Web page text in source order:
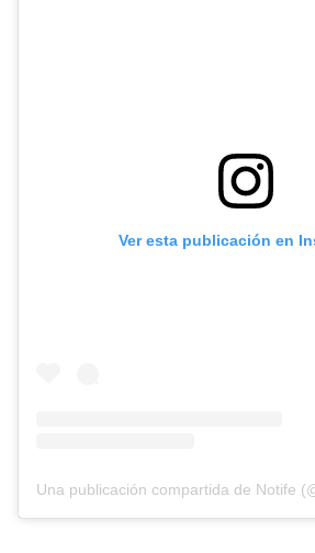
Ver esta publicación en
Una publicación compartida de Notife